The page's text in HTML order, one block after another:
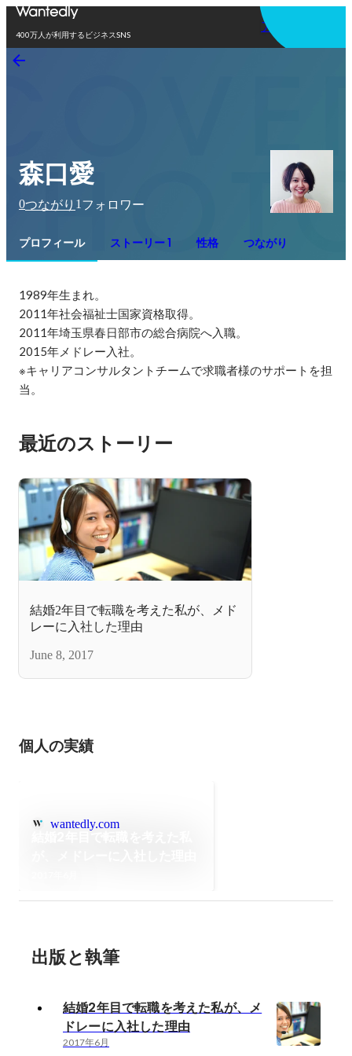
400万人が利用するビジネスSNS
アプリを使う
森口愛
0つながり 1 フォロワー
プロフィール ストーリー 1 性格 つながり
1989年生まれ。
2011年社会福祉士国家資格取得。
2011年埼玉県春日部市の総合病院へ入職。
2015年メドレー入社。
※キャリアコンサルタントチームで求職者様のサポートを担
当。
最近のストーリー
結婚2年目で転職を考えた私が、メド
レーに入社した理由
June 8, 2017
個人の実績
wantedly.com
出版と執筆
結婚2年目で転職を考えた私が、メ
ドレーに入社した理由
2017年6月